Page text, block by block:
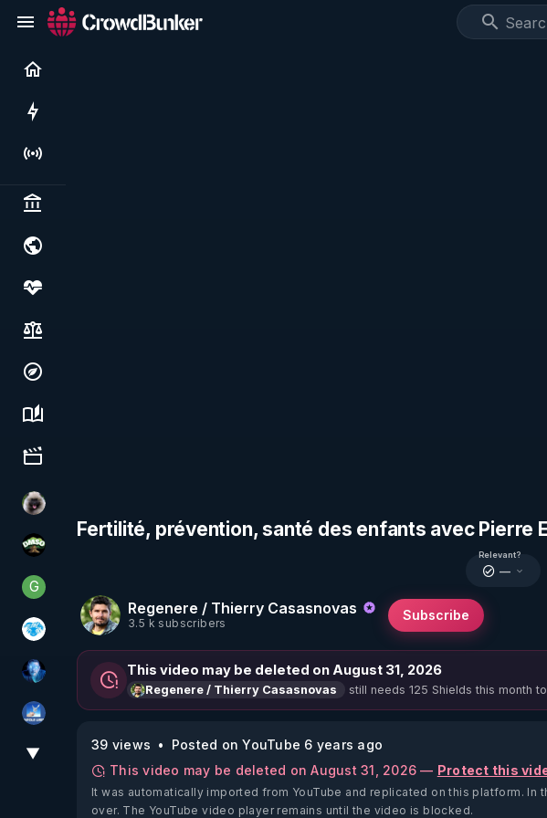
Live
Politics & institutions
Society, justice & freedoms
Economy, environment & technology
Science, history & spirituality
Culture, media & entertainment
Priscane
DMSO pour TOUS
G Generousbear
A.D.N.M
AH2020
PAROLE LIBRE
▼
Fertilité, prévention, santé des enfants avec Pierre
Regenere / Thierry Casasnovas
3.5 k subscribers
Subscribe
Relevant?
—
This video may be deleted on August 31, 2026
Regenere / Thierry Casasnovas still needs 125 Shields this month
39 views
Posted on YouTube 6 years ago
This video may be deleted on August 31, 2026 — Protect this
It was automatically imported from YouTube and replicated on this platform. In
over. The YouTube video player remains until the video is blocked.